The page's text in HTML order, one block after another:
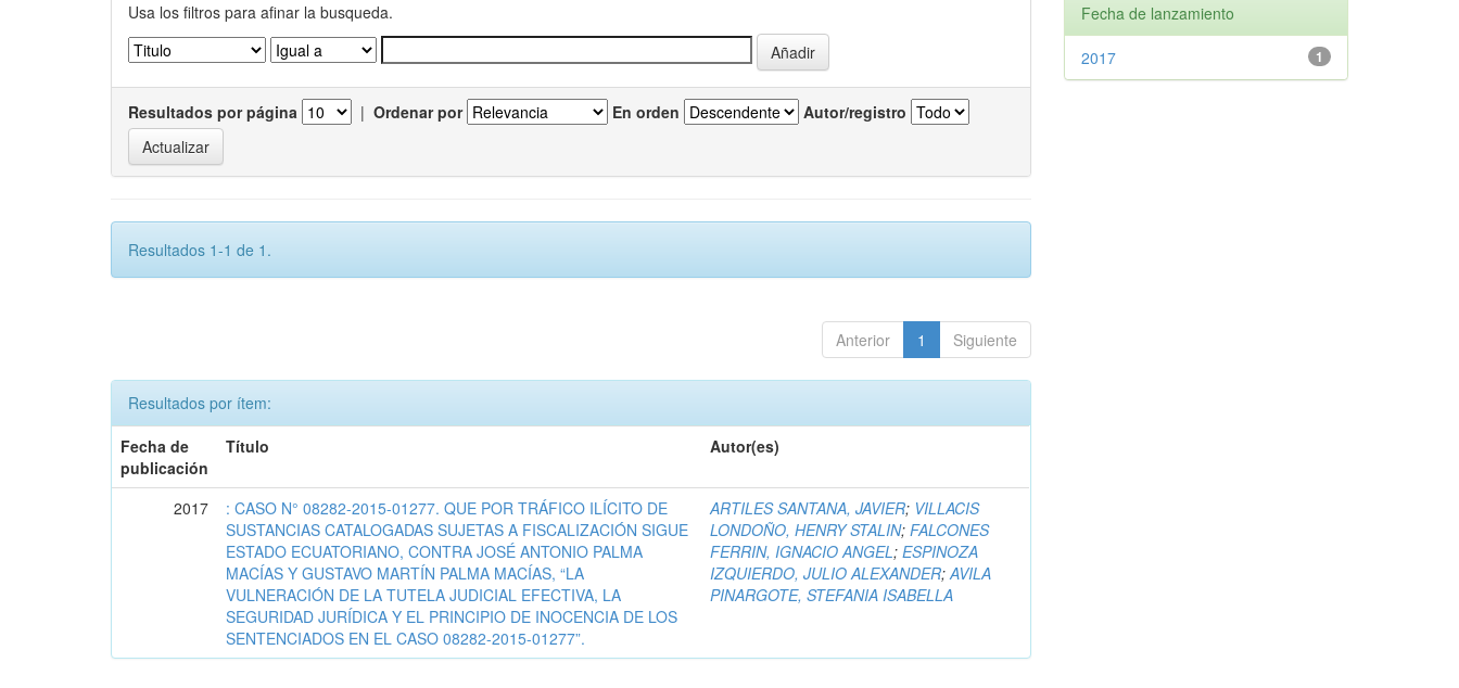
Usa los filtros para afinar la busqueda.
Resultados por página | Ordenar por En orden Autor/registro
Resultados 1-1 de 1.
Anterior 1 Siguiente
Resultados por ítem:
Fecha de
publicación
Título Autor(es)
2017
: CASO N° 08282-2015-01277. QUE POR TRÁFICO ILÍCITO DE
SUSTANCIAS CATALOGADAS SUJETAS A FISCALIZACIÓN SIGUE
ESTADO ECUATORIANO, CONTRA JOSÉ ANTONIO PALMA
MACÍAS Y GUSTAVO MARTÍN PALMA MACÍAS, “LA
VULNERACIÓN DE LA TUTELA JUDICIAL EFECTIVA, LA
SEGURIDAD JURÍDICA Y EL PRINCIPIO DE INOCENCIA DE LOS
SENTENCIADOS EN EL CASO 08282-2015-01277”.
ARTILES SANTANA, JAVIER; VILLACIS
LONDOÑO, HENRY STALIN;FALCONES
FERRIN, IGNACIO ANGEL;ESPINOZA
IZQUIERDO, JULIO ALEXANDER;AVILA
PINARGOTE, STEFANIA ISABELLA
Fecha de lanzamiento
1
2017